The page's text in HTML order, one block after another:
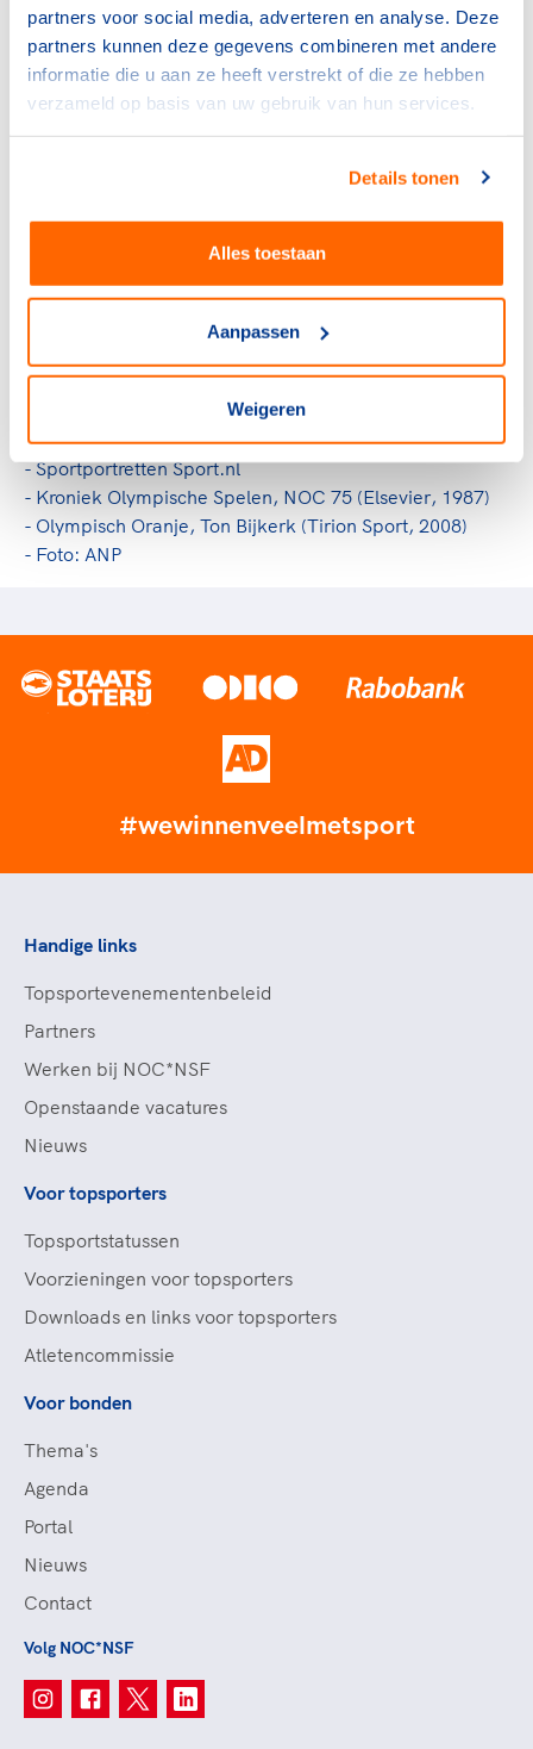
partners voor social media, adverteren en analyse. Deze
partners kunnen deze gegevens combineren met andere
informatie die u aan ze heeft verstrekt of die ze hebben
verzameld op basis van uw gebruik van hun services.
Details tonen
Alles toestaan
Aanpassen
Weigeren
Gelukkig voor hem mocht het slechtste resultaat van de
zeven races worden afgetrokken. Daarna kwam er wind
van meer dan vier Beaufort. Met een vierde en een
tweede plaats heroverde hij de koppositie. Koel
calculeerde hij wat er in de laatste race nodig was om
voldoende. In die laatste race lag hij op zeker moment
in winnende positie. Hij moest zich bedwingen om niet
fanatiek door te gaan, maar bedacht zich dat risico
nemen geen nut had. Hij sloot af met een keurige derde
plaats en de olympische titel. Daarna werd Van den
Berg professional. In 1992 mocht hij door een
reglementswijziging weer aan de Spelen meedoen. In
Bronnen:
- Sportportretten Sport.nl
- Kroniek Olympische Spelen, NOC 75 (Elsevier, 1987)
- Olympisch Oranje, Ton Bijkerk (Tirion Sport, 2008)
- Foto: ANP
#wewinnenveelmetsport
Handige links
Topsportevenementenbeleid
Partners
Werken bij NOC*NSF
Openstaande vacatures
Nieuws
Voor topsporters
Topsportstatussen
Voorzieningen voor topsporters
Downloads en links voor topsporters
Atletencommissie
Voor bonden
Thema's
Agenda
Portal
Nieuws
Contact
Volg NOC*NSF